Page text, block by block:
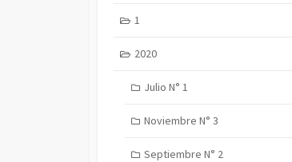
1
2020
Julio N° 1
Noviembre N° 3
Septiembre N° 2